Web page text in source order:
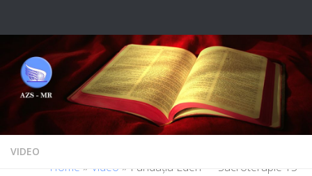
VIDEO
Home » Video » Fundația Eden — Sacroterapie 15